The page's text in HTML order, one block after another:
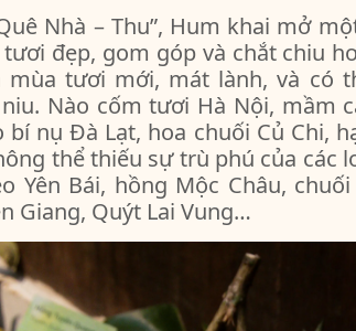
Nhà – Thu”, Hum khai mở
đẹp, gom góp và chắt chiu
mùa tươi mới, mát lành, và có
Nào cốm tươi Hà Nội, mầm
bí nụ Đà Lạt, hoa chuối Củ Chi,
thể thiếu sự trù phú của các
Yên Bái, hồng Mộc Châu,
Giang, Quýt Lai Vung…